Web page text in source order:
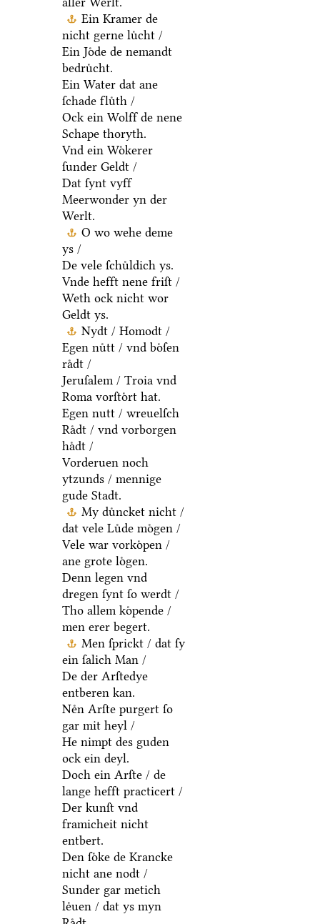
Ein Kramer de
nicht gerne luͤcht /
Ein Joͤde de nemandt
bedruͤcht.
Ein Water dat ane
ſchade fluͤth /
Ock ein Wolff de nene
Schape thoryth.
Vnd ein Woͤkerer
ſunder Geldt /
Dat ſynt vyff
Meerwonder yn der
Werlt.
O wo wehe deme
ys /
De vele ſchuͤldich ys.
Vnde hefft nene friſt /
Weth ock nicht wor
Geldt ys.
Nydt / Homodt /
Egen nuͤtt / vnd boͤſen
raͤdt /
Jeruſalem / Troia vnd
Roma vorſtoͤrt hat.
Egen nutt / wreuelſch
Raͤdt / vnd vorborgen
haͤdt /
Vorderuen noch
ytzunds / mennige
gude Stadt.
My duͤncket nicht /
dat vele Luͤde moͤgen /
Vele war vorkoͤpen /
ane grote loͤgen.
Denn legen vnd
dregen ſynt ſo werdt /
Tho allem koͤpende /
men erer begert.
Men ſprickt / dat ſy
ein ſalich Man /
De der Arſtedye
entberen kan.
Neͤn Arſte purgert ſo
gar mit heyl /
He nimpt des guden
ock ein deyl.
Doch ein Arſte / de
lange hefft practicert /
Der kunſt vnd
framicheit nicht
entbert.
Den ſoͤke de Krancke
nicht ane nodt /
Sunder gar metich
leͤuen / dat ys myn